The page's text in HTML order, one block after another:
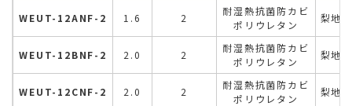
WEUT-12ANF-2 1.6 2
耐湿熱抗菌防カビ
ポリウレタン
梨地
WEUT-12BNF-2 2.0 2
耐湿熱抗菌防カビ
ポリウレタン
梨地
WEUT-12CNF-2 2.0 2
耐湿熱抗菌防カビ
ポリウレタン
梨地